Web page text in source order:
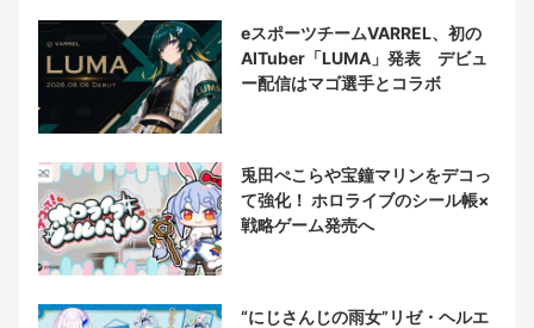
eスポーツチームVARREL、初の
AITuber「LUMA」発表 デビュ
ー配信はマゴ選手とコラボ
兎田ぺこらや宝鐘マリンをデコっ
て強化！ ホロライブのシール帳×
戦略ゲーム発売へ
“にじさんじの雨女”リゼ・ヘルエ